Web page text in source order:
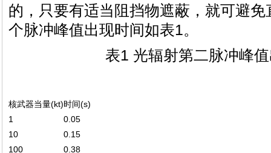
的，只要有适当阻挡物遮蔽，就可避
个脉冲峰值出现时间如表1。
表1 光辐射第二脉冲峰
核武器当量(kt)时间(s)
1
10
100
0.05
0.15
0.38